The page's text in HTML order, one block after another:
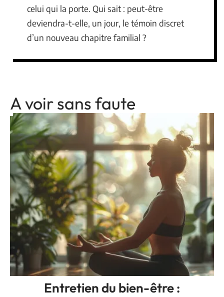
celui qui la porte. Qui sait : peut-être
deviendra-t-elle, un jour, le témoin discret
d’un nouveau chapitre familial ?
A voir sans faute
Entretien du bien-être :